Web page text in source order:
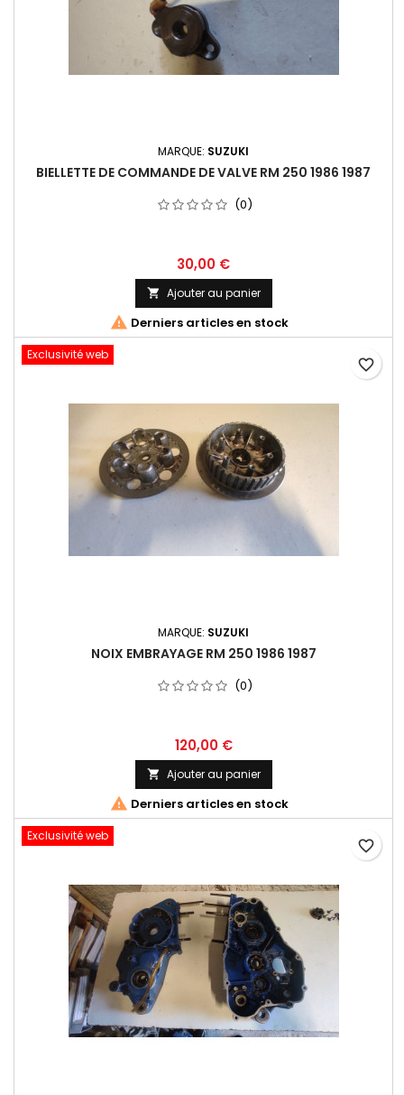
MARQUE: SUZUKI
BIELLETTE DE COMMANDE DE VALVE RM 250 1986 1987
(0)
30,00 €
 Ajouter au panier
 Derniers articles en stock
Exclusivité web
MARQUE: SUZUKI
NOIX EMBRAYAGE RM 250 1986 1987
(0)
120,00 €
 Ajouter au panier
 Derniers articles en stock
favorite_border
Exclusivité web
favorite_border